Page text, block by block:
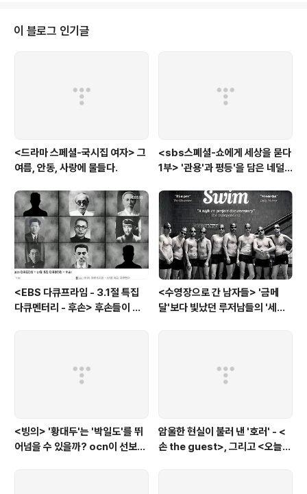
세 사람에게 꾸준히 회사 내 동아리 활동 참여를 독려하던
행복지원센터 소향기 팀장이었다. 그 어떤 상황에서도 당
이 블로그 인기글
<드라마 스페셜-국시집 여자> 그
여름, 안동, 사랑에 물들다.
<sbs스폐셜-쇼에게 세상을 묻다
1부> '관용'과 평등'을 담은 네덜
<EBS 다큐프라임 - 3.1절 특집
다큐멘터리 - 후손> 후손들이 말
<수영장으로 간 남자들> '금메
달'보다 빛났던 루저남들의 '세라
<빙의> '황대두'는 '박일도'를 뛰
어넘을 수 있을까? ocn이 선보인
암울한 현실이 불러 낸 '호러' - <
손 the guest>, 그리고 <오늘의